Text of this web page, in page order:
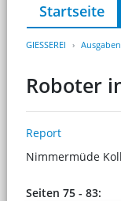
Startseite
GIESSEREI Ausgaben
Roboter
Report
Nimmermüde
Seiten 75 - 83: